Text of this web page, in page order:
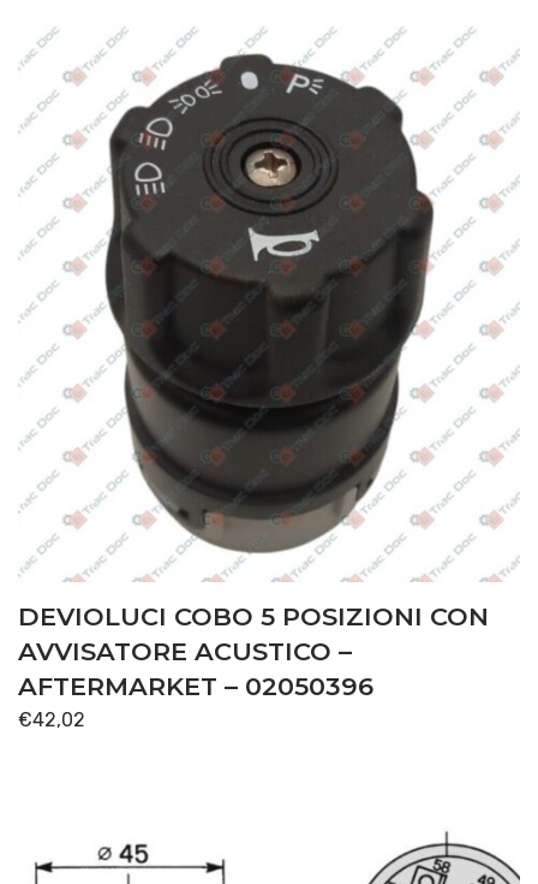
DEVIOLUCI COBO 5 POSIZIONI CON
AVVISATORE ACUSTICO –
AFTERMARKET – 02050396
€42,02